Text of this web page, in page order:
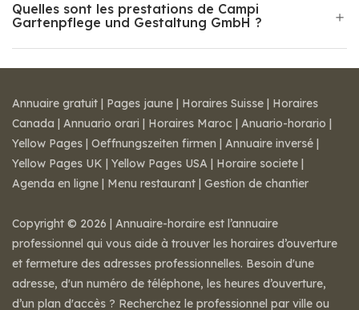
Quelles sont les prestations de Campi
Gartenpflege und Gestaltung GmbH ?
Annuaire gratuit | Pages jaune | Horaires Suisse | Horaires
Canada | Annuario orari | Horaires Maroc | Anuario-horario |
Yellow Pages | Oeffnungszeiten firmen | Annuaire inversé |
Yellow Pages UK | Yellow Pages USA | Horaire societe |
Agenda en ligne | Menu restaurant | Gestion de chantier
Copyright © 2026 | Annuaire-horaire est l’annuaire
professionnel qui vous aide à trouver les horaires d’ouverture
et fermeture des adresses professionnelles. Besoin d'une
adresse, d'un numéro de téléphone, les heures d’ouverture,
d’un plan d'accès ? Recherchez le professionnel par ville ou